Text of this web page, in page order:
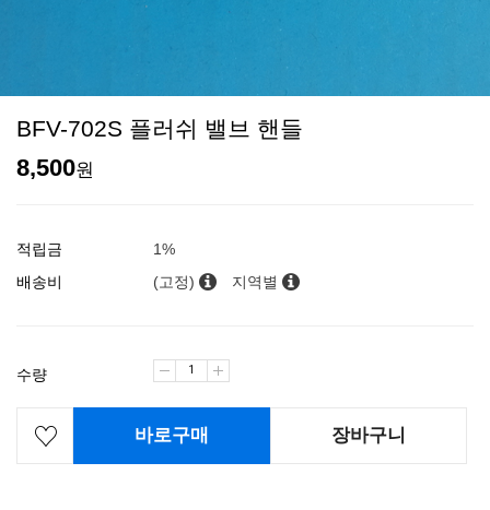
BFV-702S 플러쉬 밸브 핸들
8,500원
적립금
1%
배송비
(고정) 지역별
수량
바로구매 장바구니